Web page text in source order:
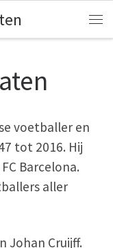
voetballer en
tot 2016. Hij
Barcelona.
aller
Johan Cruijff.